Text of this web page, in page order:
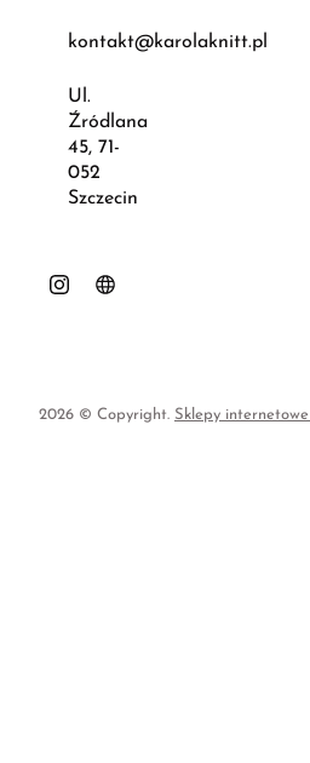
kontakt@karolaknitt.pl
Ul.
Źródlana
45, 71-
052
Szczecin
2026 © Copyright. Sklepy